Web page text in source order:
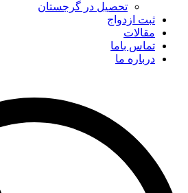
تحصیل در گرجستان
ثبت ازدواج
مقالات
تماس باما
درباره ما